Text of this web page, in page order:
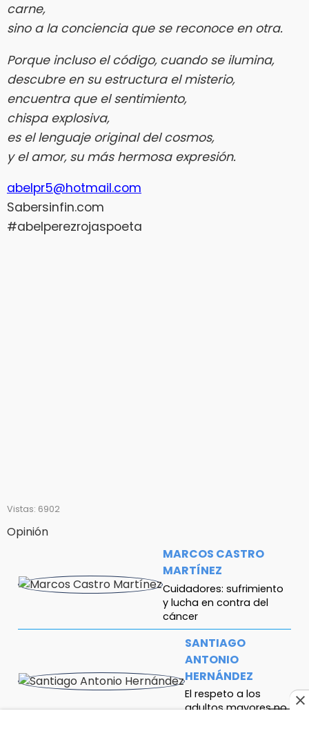
carne,
sino a la conciencia que se reconoce en otra.
Porque incluso el código, cuando se ilumina,
descubre en su estructura el misterio,
encuentra que el sentimiento,
chispa explosiva,
es el lenguaje original del cosmos,
y el amor, su más hermosa expresión.
abelpr5@hotmail.com
Sabersinfin.com
#abelperezrojaspoeta
Vistas: 6902
Opinión
MARCOS CASTRO
MARTÍNEZ
Cuidadores: sufrimiento
y lucha en contra del
cáncer
SANTIAGO
ANTONIO
HERNÁNDEZ
El respeto a los
adultos mayores no